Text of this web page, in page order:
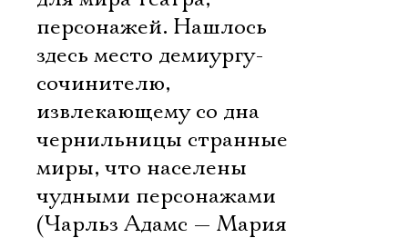
персонажей. Нашлось
здесь место демиургу-
сочинителю,
извлекающему со дна
чернильницы странные
миры, что населены
чудными персонажами
(Чарльз Адамс — Мария